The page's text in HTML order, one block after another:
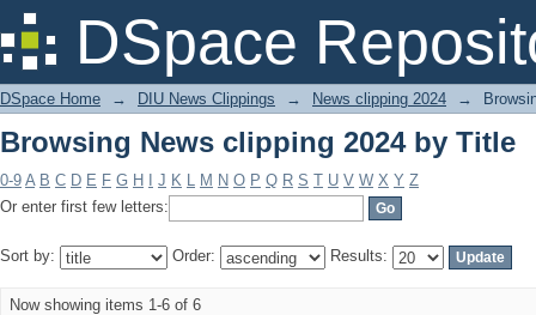
DSpace
Browsing News clipping 2024 by Title
DSpace Home → DIU News Clippings → News clipping 2024 →
Browsing News clipping 2024 by Title
0-9 A B C D E F G H J K L M N O P Q R S T U V W X Y Z
Or enter first few letters:
Sort by: Order: Results:
Now showing items 1-6 of 6